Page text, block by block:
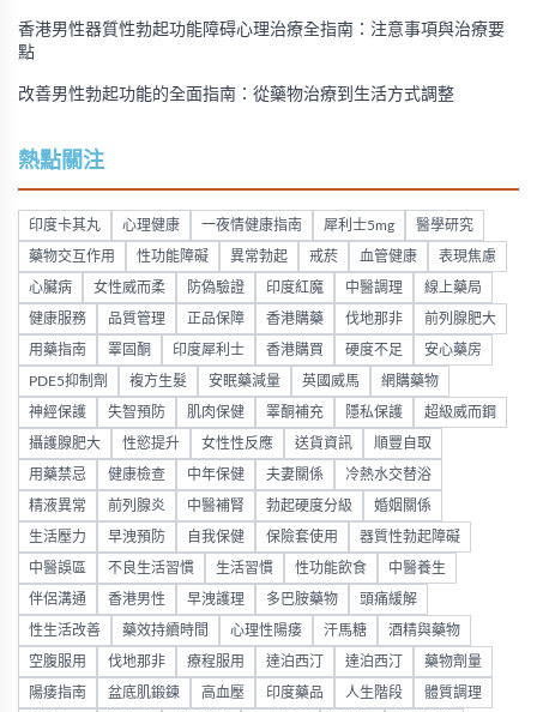
香港男性器質性勃起功能障碍心理治療全指南：注意事項與治療要
點
改善男性勃起功能的全面指南：從藥物治療到生活方式調整
熱點關注
印度卡其丸 心理健康 一夜情健康指南 犀利士5mg 醫學研究
藥物交互作用 性功能障礙 異常勃起 戒菸 血管健康 表現焦慮
心臟病 女性威而柔 防偽驗證 印度紅魔 中醫調理 線上藥局
健康服務 品質管理 正品保障 香港購藥 伐地那非 前列腺肥大
用藥指南 睪固酮 印度犀利士 香港購買 硬度不足 安心藥房
PDE5抑制劑 複方生髮 安眠藥減量 英國威馬 網購藥物
神經保護 失智預防 肌肉保健 睪酮補充 隱私保護 超級威而鋼
攝護腺肥大 性慾提升 女性性反應 送貨資訊 順豐自取
用藥禁忌 健康檢查 中年保健 夫妻關係 冷熱水交替浴
精液異常 前列腺炎 中醫補腎 勃起硬度分級 婚姻關係
生活壓力 早洩預防 自我保健 保險套使用 器質性勃起障礙
中醫誤區 不良生活習慣 生活習慣 性功能飲食 中醫養生
伴侶溝通 香港男性 早洩護理 多巴胺藥物 頭痛緩解
性生活改善 藥效持續時間 心理性陽痿 汗馬糖 酒精與藥物
空腹服用 伐地那非 療程服用 達泊西汀 達泊西汀 藥物劑量
陽痿指南 盆底肌鍛鍊 高血壓 印度藥品 人生階段 體質調理